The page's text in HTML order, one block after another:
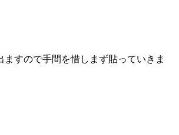
すので手間を惜しまず貼っていきま